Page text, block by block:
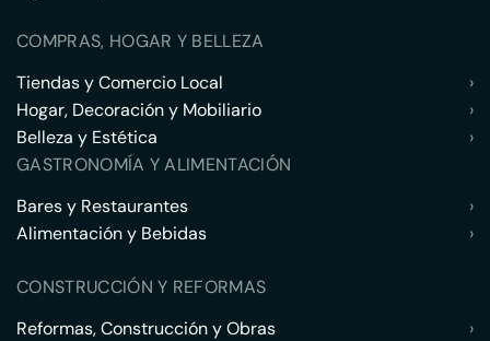
COMPRAS, HOGAR Y BELLEZA
Tiendas y Comercio Local
›
Hogar, Decoración y Mobiliario
›
Belleza y Estética
›
GASTRONOMÍA Y ALIMENTACIÓN
Bares y Restaurantes
›
Alimentación y Bebidas
›
CONSTRUCCIÓN Y REFORMAS
Reformas, Construcción y Obras
›